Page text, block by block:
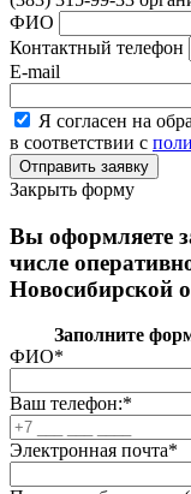
ФИО
Контактный телефон
E-mail
Я согласен на
в соответствии с
Закрыть форму
Вы оформляете
числе
Новосибирской
Заполните
ФИО*
Ваш телефон:*
Электронная почта*